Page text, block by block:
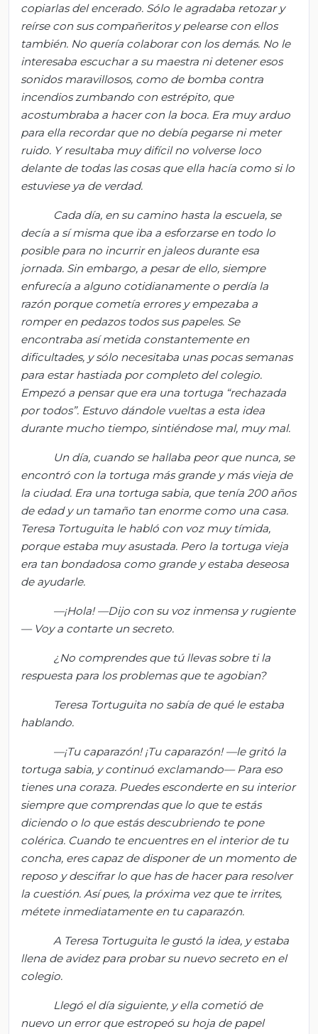
copiarlas del encerado. Sólo le agradaba retozar y
reírse con sus compañeritos y pelearse con ellos
también. No quería colaborar con los demás. No le
interesaba escuchar a su maestra ni detener esos
sonidos maravillosos, como de bomba contra
incendios zumbando con estrépito, que
acostumbraba a hacer con la boca. Era muy arduo
para ella recordar que no debía pegarse ni meter
ruido. Y resultaba muy difícil no volverse loco
delante de todas las cosas que ella hacía como si lo
estuviese ya de verdad.
Cada día, en su camino hasta la escuela, se
decía a sí misma que iba a esforzarse en todo lo
posible para no incurrir en jaleos durante esa
jornada. Sin embargo, a pesar de ello, siempre
enfurecía a alguno cotidianamente o perdía la
razón porque cometía errores y empezaba a
romper en pedazos todos sus papeles. Se
encontraba así metida constantemente en
dificultades, y sólo necesitaba unas pocas semanas
para estar hastiada por completo del colegio.
Empezó a pensar que era una tortuga “rechazada
por todos”. Estuvo dándole vueltas a esta idea
durante mucho tiempo, sintiéndose mal, muy mal.
Un día, cuando se hallaba peor que nunca, se
encontró con la tortuga más grande y más vieja de
la ciudad. Era una tortuga sabia, que tenía 200 años
de edad y un tamaño tan enorme como una casa.
Teresa Tortuguita le habló con voz muy tímida,
porque estaba muy asustada. Pero la tortuga vieja
era tan bondadosa como grande y estaba deseosa
de ayudarle.
—¡Hola! —Dijo con su voz inmensa y rugiente
— Voy a contarte un secreto.
¿No comprendes que tú llevas sobre ti la
respuesta para los problemas que te agobian?
Teresa Tortuguita no sabía de qué le estaba
hablando.
—¡Tu caparazón! ¡Tu caparazón! —le gritó la
tortuga sabia, y continuó exclamando— Para eso
tienes una coraza. Puedes esconderte en su interior
siempre que comprendas que lo que te estás
diciendo o lo que estás descubriendo te pone
colérica. Cuando te encuentres en el interior de tu
concha, eres capaz de disponer de un momento de
reposo y descifrar lo que has de hacer para resolver
la cuestión. Así pues, la próxima vez que te irrites,
métete inmediatamente en tu caparazón.
A Teresa Tortuguita le gustó la idea, y estaba
llena de avidez para probar su nuevo secreto en el
colegio.
Llegó el día siguiente, y ella cometió de
nuevo un error que estropeó su hoja de papel